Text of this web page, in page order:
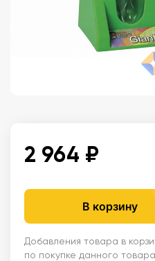
2 964 ₽
В корзину
Добавления товара в
по покупке данного товара